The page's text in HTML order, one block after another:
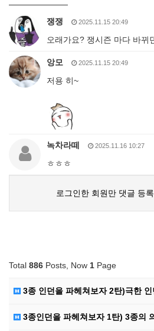
쟁쟁 2025.11.15 20:49
오래가요? 쟁시즌 마다 바뀌
앙모 2025.11.15 20:49
저용 히~
녹차라떼 2025.11.16 10:27
ㅎㅎㅎ
로그인한 회원만 댓글 등
Total 886 Posts, Now 1 Page
3종 인던을 파헤쳐보자 2탄)극한 인던, 프레
3종인던을 파헤쳐보자 1탄) 3종의 의미와